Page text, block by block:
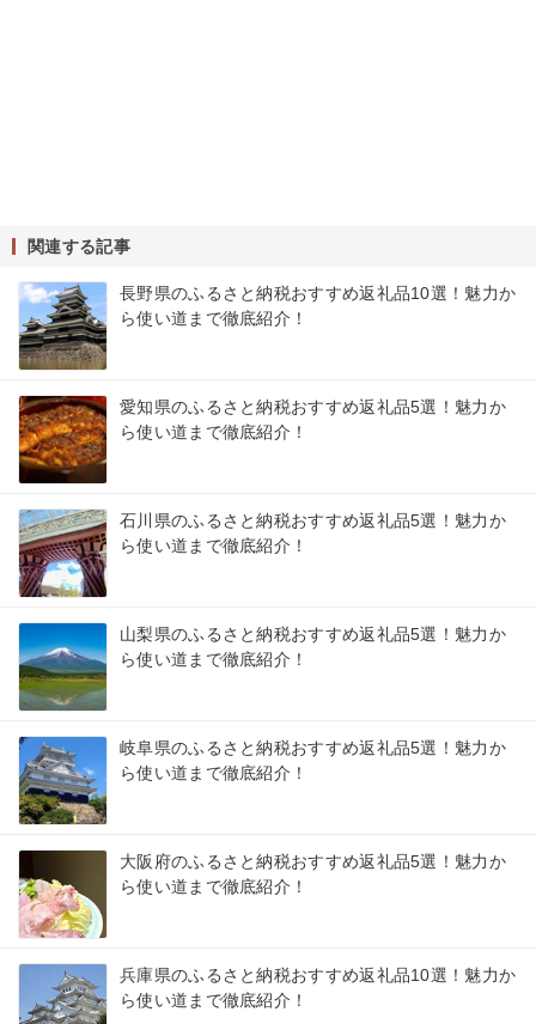
関連する記事
長野県のふるさと納税おすすめ返礼品10選！魅力か
ら使い道まで徹底紹介！
愛知県のふるさと納税おすすめ返礼品5選！魅力か
ら使い道まで徹底紹介！
石川県のふるさと納税おすすめ返礼品5選！魅力か
ら使い道まで徹底紹介！
山梨県のふるさと納税おすすめ返礼品5選！魅力か
ら使い道まで徹底紹介！
岐阜県のふるさと納税おすすめ返礼品5選！魅力か
ら使い道まで徹底紹介！
大阪府のふるさと納税おすすめ返礼品5選！魅力か
ら使い道まで徹底紹介！
兵庫県のふるさと納税おすすめ返礼品10選！魅力か
ら使い道まで徹底紹介！